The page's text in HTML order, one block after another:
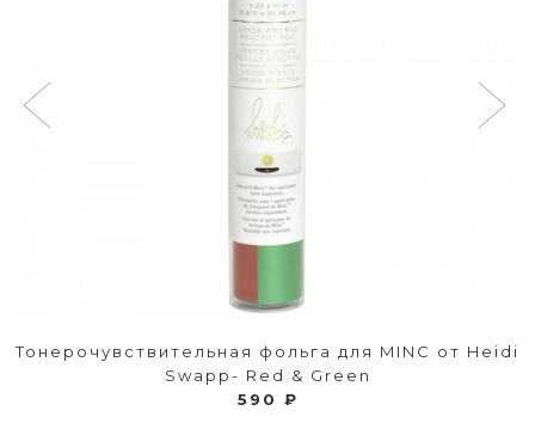
Тонерочувствительная фольга для MINC от Heidi
Swapp- Red & Green
590 ₽